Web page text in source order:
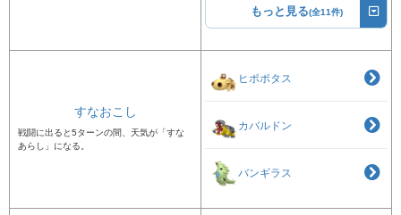
もっと見る(全11件)
すなおこし
戦闘に出ると5ターンの間、天気が「すな
あらし」になる。
ヒポポタス
カバルドン
バンギラス